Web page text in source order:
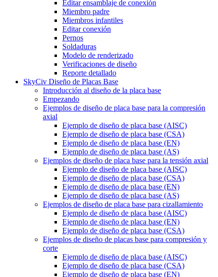
Editar ensamblaje de conexión
Miembro padre
Miembros infantiles
Editar conexión
Pernos
Soldaduras
Modelo de renderizado
Verificaciones de diseño
Reporte detallado
SkyCiv Diseño de Placas Base
Introducción al diseño de la placa base
Empezando
Ejemplos de diseño de placa base para la compresión
axial
Ejemplo de diseño de placa base (AISC)
Ejemplo de diseño de placa base (CSA)
Ejemplo de diseño de placa base (EN)
Ejemplo de diseño de placa base (AS)
Ejemplos de diseño de placa base para la tensión axial
Ejemplo de diseño de placa base (AISC)
Ejemplo de diseño de placa base (CSA)
Ejemplo de diseño de placa base (EN)
Ejemplo de diseño de placa base (AS)
Ejemplos de diseño de placa base para cizallamiento
Ejemplo de diseño de placa base (AISC)
Ejemplo de diseño de placa base (EN)
Ejemplo de diseño de placa base (CSA)
Ejemplos de diseño de placas base para compresión y
corte
Ejemplo de diseño de placa base (AISC)
Ejemplo de diseño de placa base (CSA)
Ejemplo de diseño de placa base (EN)